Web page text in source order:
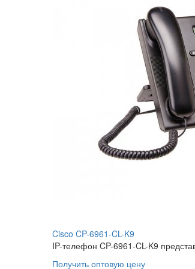
Cisco CP-6961-CL-K9
IP-телефон CP-6961-CL-K9
Получить оптовую цену